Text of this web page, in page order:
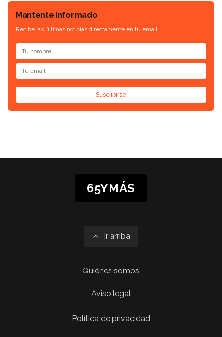
Mantente informado
Recibe las últimas noticias directamente en tu email.
Suscribirse
65YMÁS
Ir arriba
Quiénes somos
Aviso legal
Política de privacidad